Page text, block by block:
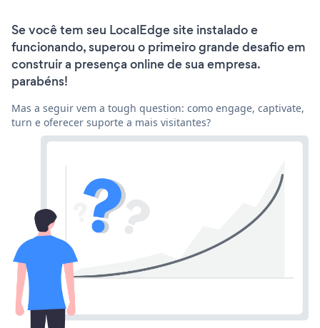
Se você tem seu LocalEdge site instalado e
funcionando, superou o primeiro grande desafio em
construir a presença online de sua empresa.
parabéns!
Mas a seguir vem a tough question: como engage, captivate,
turn e oferecer suporte a mais visitantes?